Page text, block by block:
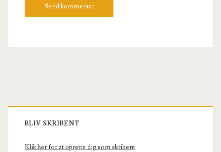
Primary
Sidebar
BLIV SKRIBENT
Klik her for at oprette dig som skribent.